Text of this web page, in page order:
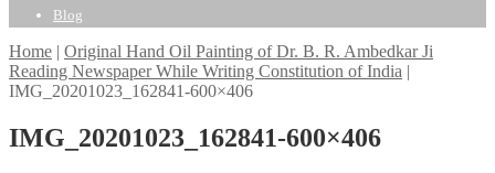
Blog
Home | Original Hand Oil Painting of Dr. B. R. Ambedkar Ji
Reading Newspaper While Writing Constitution of India |
IMG_20201023_162841-600×406
IMG_20201023_162841-600×406